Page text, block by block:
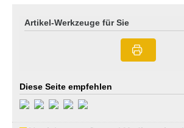
Artikel-Werkzeuge für Sie
Diese Seite empfehlen